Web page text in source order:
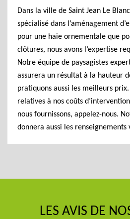
Dans la ville de Saint Jean Le
spécialisé dans l’aménagement
pour une haie ornementale que
clôtures, nous avons l’expertise
Notre équipe de paysagistes
assurera un résultat à la hauteur
pratiquons aussi les meilleurs
relatives à nos coûts
nous fournissons, appelez-nous.
donnera aussi les renseignements
LES AVIS DE